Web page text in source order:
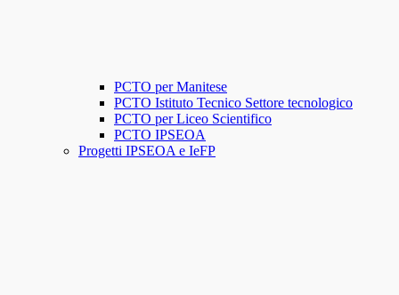
PCTO per Manitese
PCTO Istituto Tecnico Settore tecnologico
PCTO per Liceo Scientifico
PCTO IPSEOA
Progetti IPSEOA e IeFP